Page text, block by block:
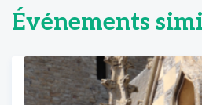
Événements